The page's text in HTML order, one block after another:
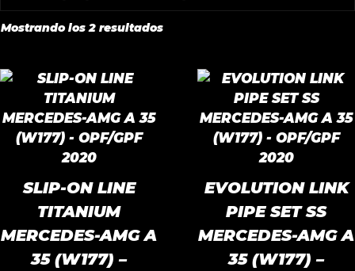
Mostrando los 2 resultadosOrdenado
SLIP-ON LINE
TITANIUM
MERCEDES-AMG A
35 (W177) –
EVOLUTION LINK
PIPE SET SS
MERCEDES-AMG A
35 (W177) –